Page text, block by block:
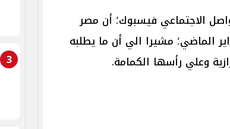
الاجتماعي فيسبوك؛ أن مصر
الماضي؛ مشيرا الي أن ما يطلبه
وعلي رأسها الكمامة.
3